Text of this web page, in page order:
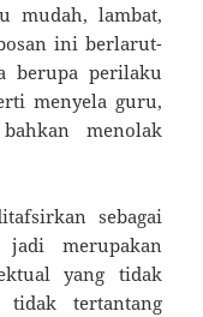
mudah, lambat,
ini berlarut-
berupa perilaku
menyela guru,
menolak
sebagai
jadi merupakan
yang tidak
tertantang